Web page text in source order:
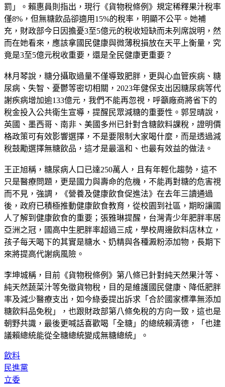
罰」。賴惠員則指出，現行《貨物稅條例》規定稀釋果汁稅率
僅8%，但無糖飲品卻適用15%的稅率，明顯不公平。她補
充，財政部今日因擔憂3至5億元的稅收短缺而未列席說明，然
而在她看來，應該拿國民健康與微薄稅損放在天平上衡量，究
竟是3至5億元稅收重要，還是全民健康更重要？
林月琴說，糖分攝取過量不僅導致肥胖，更與心血管疾病、糖
尿病、失智、憂鬱等密切相關，2023年健保支出因糖尿病等代
謝疾病增加逾133億元，我們不能再忽視，呼籲廠商將省下的
稅金投入公共衛生宣導，提醒民眾減糖的重要性。郭昱晴說，
英國、墨西哥、南非、美國多州已針對含糖飲料課稅，證明價
格政策可有效影響選擇，不是要限制大家喝什麼，而是透過減
稅鼓勵選擇無糖飲品，這才是最溫和、也最有效益的做法。
王正旭稱，糖尿病人口已達250萬人，且有年輕化趨勢，這不
只是醫療問題，更是國力與壽命的危機，不能再對糖的危害視
而不見，強調，《營養及健康飲食促進法》在去年三讀通過
後，政府已積極推動健康飲食教育，從校園到社區，期盼讓國
人了解到健康飲食的重要；張雅琳提醒，台灣青少年肥胖率居
亞洲之冠，國高中生肥胖率超過三成，學校周邊飲料店林立，
孩子每天喝下的其實是糖水、奶精與各種澱粉添加物，長期下
來將提高代謝病風險。
李坤城稱，目前《貨物稅條例》第八條已針對純天然果汁等、
純天然蔬菜汁等免徵貨物稅，目的是維護國民健康、降低肥胖
率及減少醫療支出，如今綠委提出訴求「合於國家標準無添加
糖飲料品免稅」，也跟財政部第八條免稅的方向一致，這也是
朝野共識，最後更喊話喜歡喝「全糖」的總統賴清德，「也建
議賴總統能從全糖總統變成無糖總統」。
飲料
民進黨
立委